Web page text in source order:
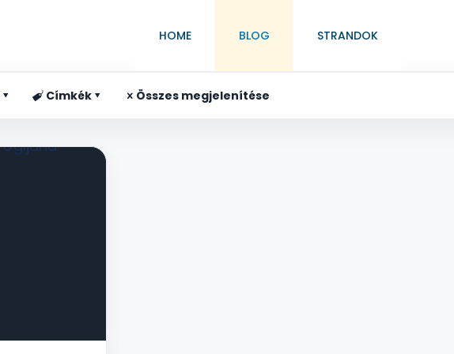
HOME BLOG STRANDOK
Címkék Összes megjelenítése